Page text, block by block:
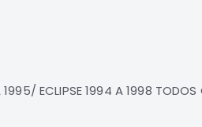
ECLIPSE 1994 A 1998 TODOS